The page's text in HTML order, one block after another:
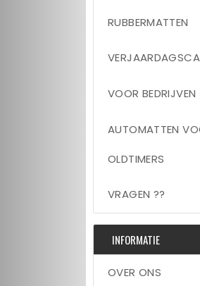
RUBBERMATTEN
VOOR BEDRIJVEN
AUTOMATTEN
OLDTIMERS
VRAGEN ??
INFORMATIE
OVER ONS